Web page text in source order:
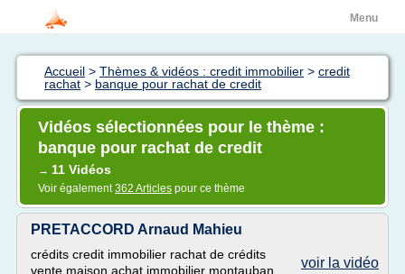
Menu
Accueil > Thèmes & vidéos : credit immobilier > credit
rachat > banque pour rachat de credit
Vidéos sélectionnées pour le thème :
banque pour rachat de credit
→ 11 Vidéos
Voir également362 Articles pour ce thème
PRETACCORD Arnaud Mahieu
voir la vidéo
crédits credit immobilier rachat de crédits
vente maison achat immobilier montauban